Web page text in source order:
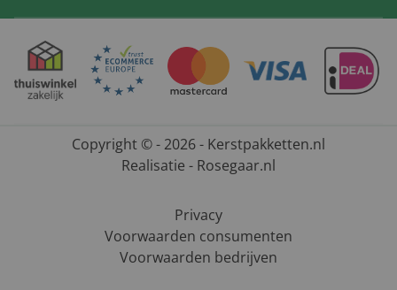
Copyright © - 2026 - Kerstpakketten.nl
Realisatie - Rosegaar.nl
Privacy
Voorwaarden consumenten
Voorwaarden bedrijven